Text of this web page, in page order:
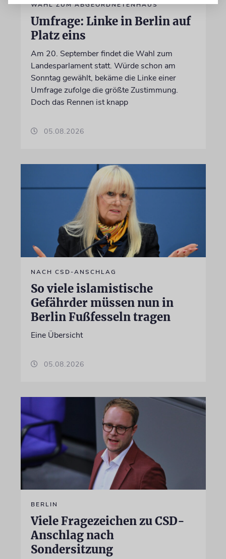
WAHL ZUM ABGEORDNETENHAUS
Umfrage: Linke in Berlin auf
Platz eins
Am 20. September findet die Wahl zum
Landesparlament statt. Würde schon am
Sonntag gewählt, bekäme die Linke einer
Umfrage zufolge die größte Zustimmung.
Doch das Rennen ist knapp
05.08.2026
NACH CSD-ANSCHLAG
So viele islamistische
Gefährder müssen nun in
Berlin Fußfesseln tragen
Eine Übersicht
05.08.2026
BERLIN
Viele Fragezeichen zu CSD-
Anschlag nach
Sondersitzung